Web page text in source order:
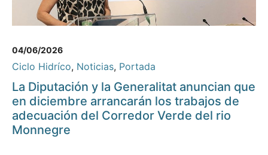
04/06/2026
Ciclo Hidríco, Noticias, Portada
La Diputación y la Generalitat anuncian que
en diciembre arrancarán los trabajos de
adecuación del Corredor Verde del rio
Monnegre